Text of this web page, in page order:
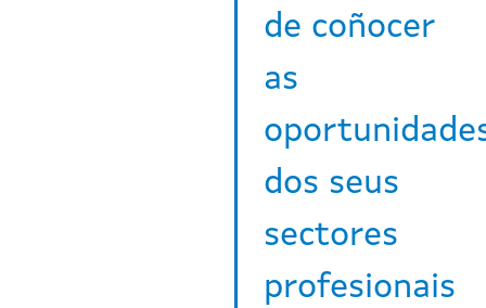
de coñocer
as
dos seus
sectores
profesionais